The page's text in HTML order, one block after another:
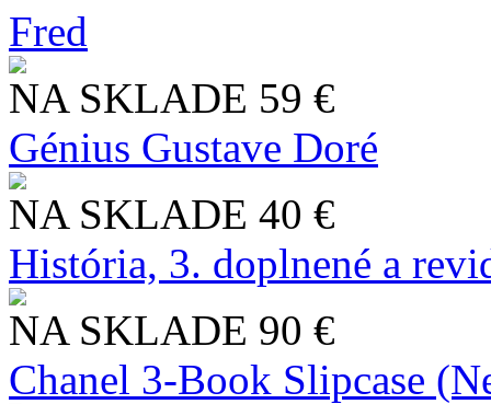
Fred
NA SKLADE 59 €
Génius Gustave Doré
NA SKLADE 40 €
História, 3. doplnené a
NA SKLADE 90 €
Chanel 3-Book Slipcase